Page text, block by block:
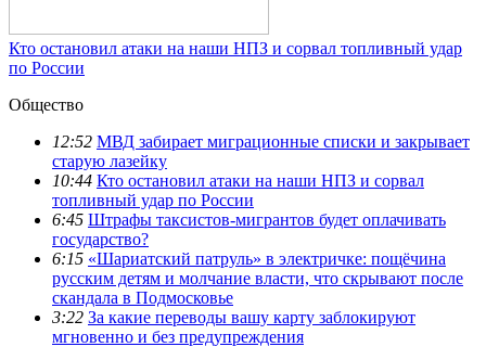
Кто остановил атаки на наши НПЗ и сорвал топливный удар
по России
Общество
12:52 МВД забирает миграционные списки и закрывает
старую лазейку
10:44 Кто остановил атаки на наши НПЗ и сорвал
топливный удар по России
6:45 Штрафы таксистов-мигрантов будет оплачивать
государство?
6:15 «Шариатский патруль» в электричке: пощёчина
русским детям и молчание власти, что скрывают после
скандала в Подмосковье
3:22 За какие переводы вашу карту заблокируют
мгновенно и без предупреждения